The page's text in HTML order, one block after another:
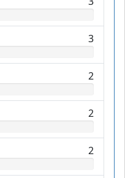
3
2
2
2